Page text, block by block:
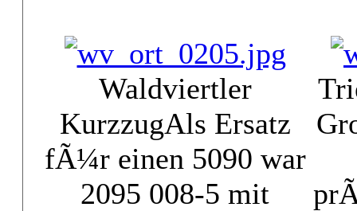
Waldviertler
KurzzugAls Ersatz
fÃ¼r einen 5090 war
2095 008-5 mit